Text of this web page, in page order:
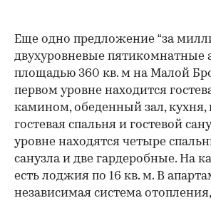
Еще одно предложение “за
двухуровневые пятикомнатные
площадью 360 кв. м на Малой
первом уровне находится
камином, обеденный зал, кухня,
гостевая спальня и гостевой
уровне находятся четыре
санузла и две гардеробные. На
есть лоджия по 16 кв. м. В
независимая система